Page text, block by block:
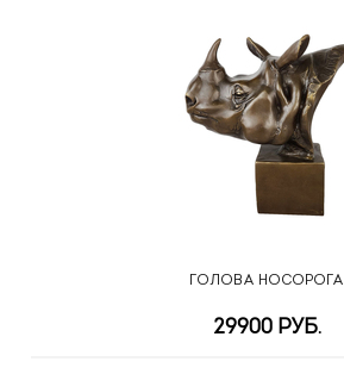
ГОЛОВА НОСОРОГА
29900 РУБ.